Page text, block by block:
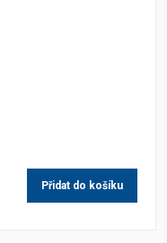
Přidat do košíku